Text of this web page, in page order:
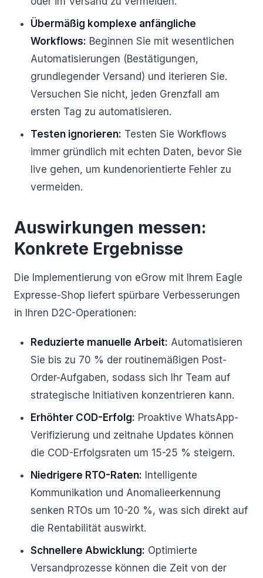
Übermäßig komplexe anfängliche
Workflows: Beginnen Sie mit wesentlichen
Automatisierungen (Bestätigungen,
grundlegender Versand) und iterieren Sie.
Versuchen Sie nicht, jeden Grenzfall am
ersten Tag zu automatisieren.
Testen ignorieren: Testen Sie Workflows
immer gründlich mit echten Daten, bevor Sie
live gehen, um kundenorientierte Fehler zu
vermeiden.
Auswirkungen messen:
Konkrete Ergebnisse
Die Implementierung von eGrow mit Ihrem Eagle
Expresse-Shop liefert spürbare Verbesserungen
in Ihren D2C-Operationen:
Reduzierte manuelle Arbeit: Automatisieren
Sie bis zu 70 % der routinemäßigen Post-
Order-Aufgaben, sodass sich Ihr Team auf
strategische Initiativen konzentrieren kann.
Erhöhter COD-Erfolg: Proaktive WhatsApp-
Verifizierung und zeitnahe Updates können
die COD-Erfolgsraten um 15-25 % steigern.
Niedrigere RTO-Raten: Intelligente
Kommunikation und Anomalieerkennung
senken RTOs um 10-20 %, was sich direkt auf
die Rentabilität auswirkt.
Schnellere Abwicklung: Optimierte
Versandprozesse können die Zeit von der